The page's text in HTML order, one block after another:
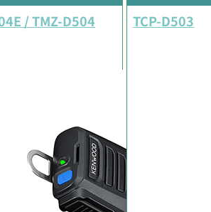
/ TMZ-D504 TCP-D503